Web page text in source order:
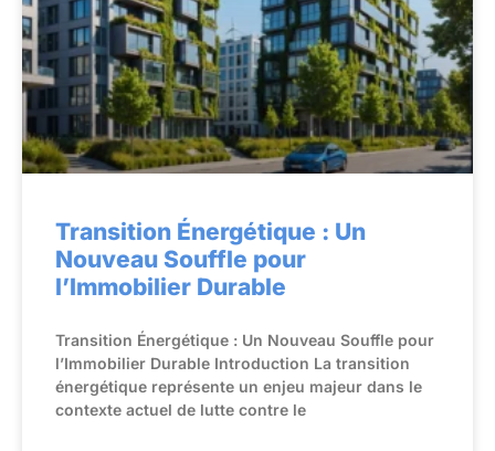
Transition Énergétique : Un
Nouveau Souffle pour
l’Immobilier Durable
Transition Énergétique : Un Nouveau Souffle pour
l’Immobilier Durable Introduction La transition
énergétique représente un enjeu majeur dans le
contexte actuel de lutte contre le